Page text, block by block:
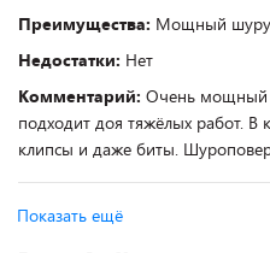
Преимущества: Мощный
Недостатки: Нет
Комментарий: Очень мощный
подходит доя тяжёлых работ. В
клипсы и даже биты.
Показать ещё